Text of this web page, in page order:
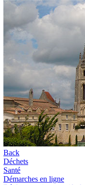
Back
Déchets
Santé
Démarches en ligne